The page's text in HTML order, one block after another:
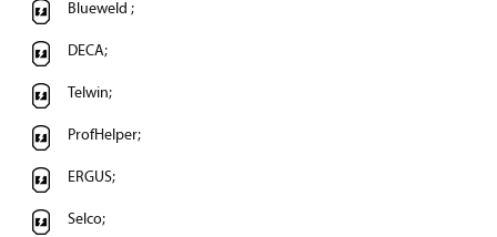
Blueweld ;
DECA;
Telwin;
ProfHelper;
ERGUS;
Selco;